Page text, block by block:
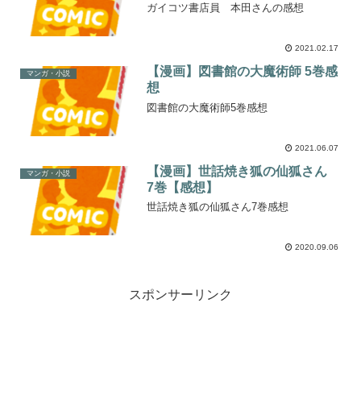
ガイコツ書店員 本田さんの感想
2021.02.17
マンガ・小説
【漫画】図書館の大魔術師 5巻感
想
図書館の大魔術師5巻感想
2021.06.07
マンガ・小説
【漫画】世話焼き狐の仙狐さん
7巻【感想】
世話焼き狐の仙狐さん7巻感想
2020.09.06
スポンサーリンク